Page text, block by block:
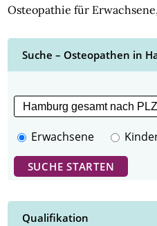
Osteopathie für
Suche – Osteopathen in
Erwachsene
Qualifikation